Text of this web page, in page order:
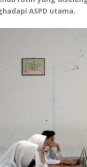
ASPD utama.